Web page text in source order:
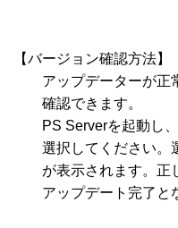
【バージョン確認方法】
アップデーターが正常
確認できます。
PS Serverを起動し、
選択してください。選
が表示されます。正し
アップデート完了とな